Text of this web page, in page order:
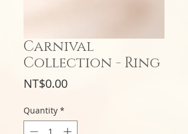
Carnival
Collection - Ring
NT$0.00Price
Quantity *